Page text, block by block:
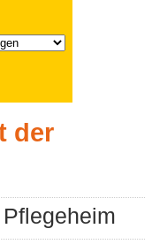
der